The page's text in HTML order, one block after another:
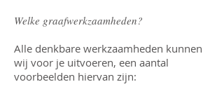
Welke graafwerkzaamheden?
Alle denkbare werkzaamheden kunnen
wij voor je uitvoeren, een aantal
voorbeelden hiervan zijn: